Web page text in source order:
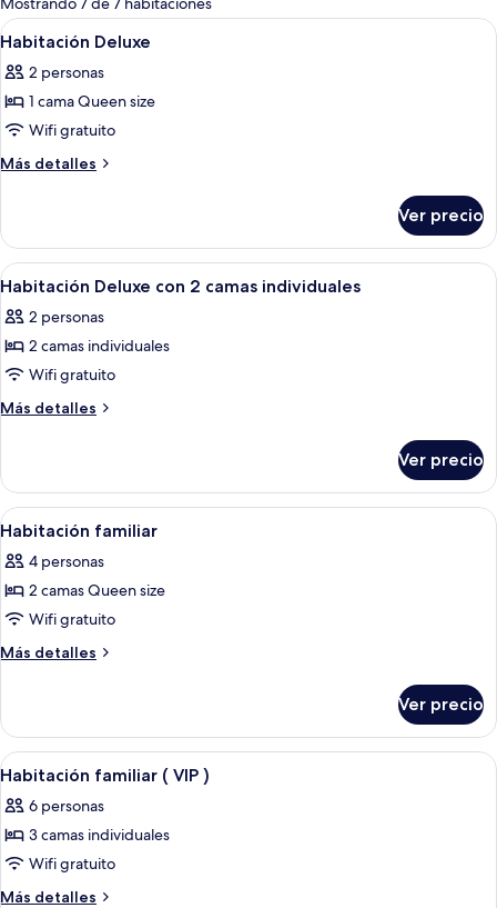
las
habitaciones
Abrir
todas
las
fotos
de
Habitación
Una habitación de hotel con cama,
4
Habitación Deluxe
2 personas
1 cama Queen size
Wifi gratuito
Más detalles
Más
Deluxe
Ver precio
Abrir
todas
las
fotos
de
Habitación
2
camas
individuales
Habitación de hotel con dos camas
4
Habitación Deluxe con 2 camas individuales
2 personas
2 camas individuales
Wifi gratuito
Más detalles
Más
Deluxe
con
2
individuales
Ver precio
Abrir
todas
las
fotos
de
Habitación
Habitación de hotel con dos camas
4
Habitación familiar
4 personas
2 camas Queen size
Wifi gratuito
Más detalles
Más
familiar
Ver precio
Abrir
todas
las
fotos
de
Habitación
Habitación de hotel con dos camas,
5
Habitación familiar ( VIP )
6 personas
3 camas individuales
Wifi gratuito
Más detalles
Más